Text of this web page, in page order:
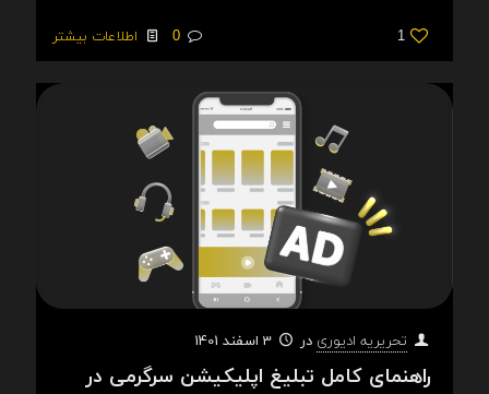
1
0 اطلاعات بیشتر
تحریریه ادیوری در 3 اسفند 1401
راهنمای کامل تبلیغ اپلیکیشن سرگرمی در